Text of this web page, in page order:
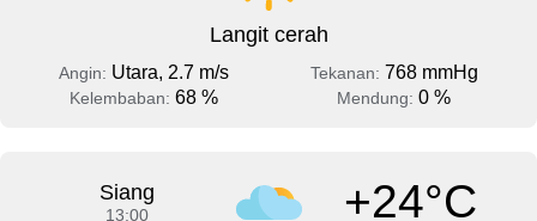
Langit cerah
Angin: Utara, 2.7 m/s Tekanan: 768 mmHg
Kelembaban: 68 % Mendung: 0 %
Siang
13:00 +24°C